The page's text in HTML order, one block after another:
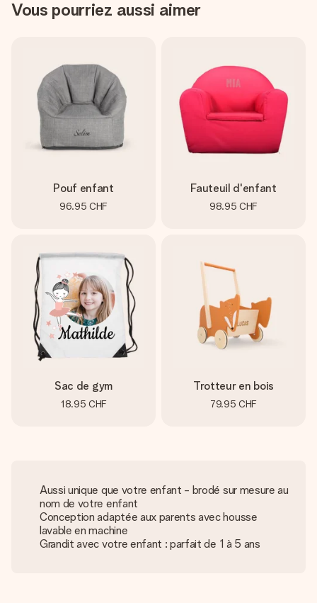
Vous pourriez aussi aimer
Pouf enfant
96.95 CHF
Fauteuil d'enfant
98.95 CHF
Sac de gym
18.95 CHF
Trotteur en bois
79.95 CHF
Aussi unique que votre enfant - brodé sur mesure au
nom de votre enfant
Conception adaptée aux parents avec housse
lavable en machine
Grandit avec votre enfant : parfait de 1 à 5 ans